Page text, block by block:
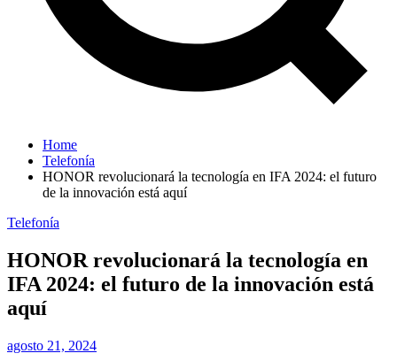
Home
Telefonía
HONOR revolucionará la tecnología en IFA 2024: el futuro
de la innovación está aquí
Telefonía
HONOR revolucionará la tecnología en
IFA 2024: el futuro de la innovación está
aquí
agosto 21, 2024